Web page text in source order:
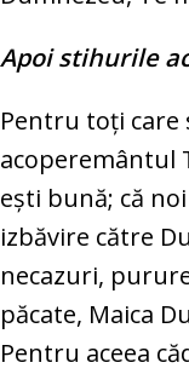
Apoi stihurile
Pentru toţi care
acoperemântul
eşti bună; că
izbăvire către
necazuri,
păcate, Maica
Pentru aceea